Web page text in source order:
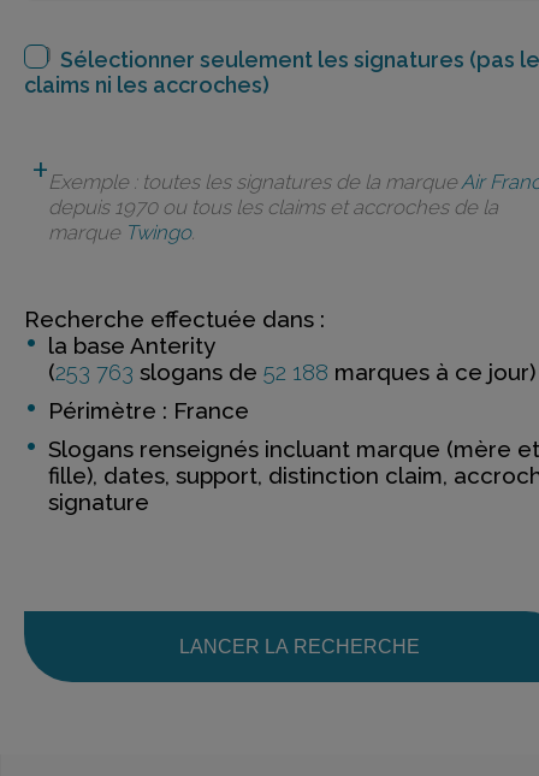
Sélectionner seulement les signatures (pas
claims ni les accroches)
Exemple : toutes les signatures de la marqueAir
depuis 1970 ou tous les claims et accroches de la
marque Twingo.
Recherche effectuée dans :
la base Anterity
(253 763 slogans de 52 188 marques à ce jour)
Périmètre : France
Slogans renseignés incluant marque (mère et
fille), dates, support, distinction claim,
signature
LANCER LA RECHERCHE